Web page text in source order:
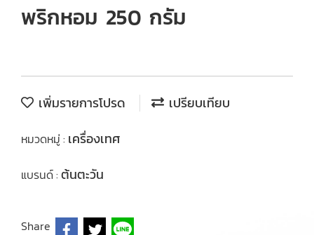
พริกหอม 250 กรัม
เพิ่มรายการโปรด เปรียบเทียบ
หมวดหมู่ : เครื่องเทศ
แบรนด์ : ต้นตะวัน
Share